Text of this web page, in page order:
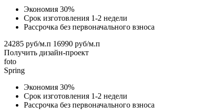
Экономия 30%
Срок изготовления 1-2 недели
Рассрочка без первоначального взноса
24285 руб/м.п 16990 руб/м.п
Получить дизайн-проект
foto
Spring
Экономия 30%
Срок изготовления 1-2 недели
Рассрочка без первоначального взноса